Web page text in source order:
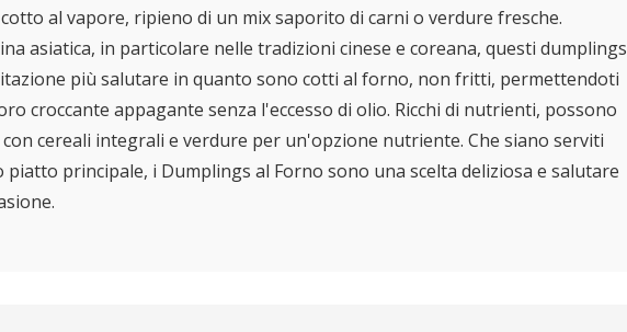
al vapore, ripieno di un mix saporito di carni o verdure fresche.
asiatica, in particolare nelle tradizioni cinese e coreana, questi dumplings
più salutare in quanto sono cotti al forno, non fritti, permettendoti
croccante appagante senza l'eccesso di olio. Ricchi di nutrienti, possono
cereali integrali e verdure per un'opzione nutriente. Che siano serviti
piatto principale, i Dumplings al Forno sono una scelta deliziosa e salutare